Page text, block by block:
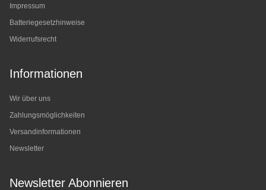
Impressum
Batteriegesetzhinweise
Widerrufsrecht
Informationen
Wir über uns
Zahlungsmöglichkeiten
Versandinformationen
Newsletter
Newsletter Abonnieren